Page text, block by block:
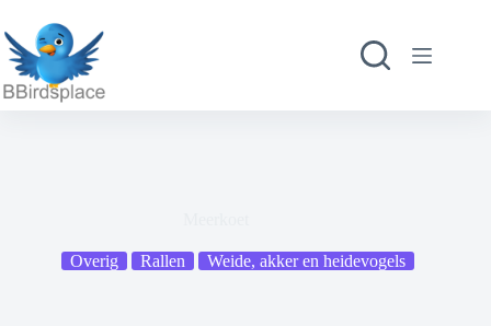
naar
de
inhoud
Overig Rallen Weide, akker en heidevogels